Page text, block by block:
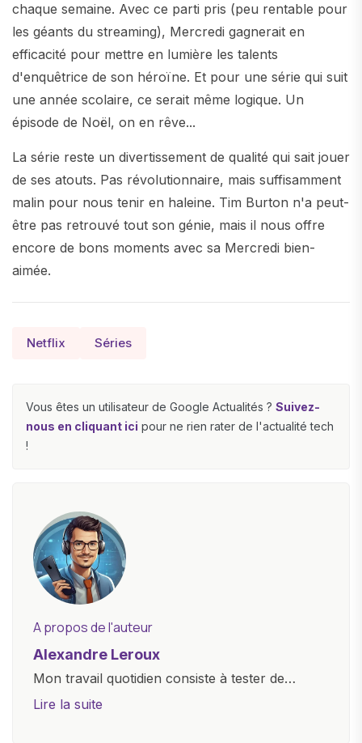
chaque semaine. Avec ce parti pris (peu rentable pour
les géants du streaming), Mercredi gagnerait en
efficacité pour mettre en lumière les talents
d'enquêtrice de son héroïne. Et pour une série qui suit
une année scolaire, ce serait même logique. Un
épisode de Noël, on en rêve...
La série reste un divertissement de qualité qui sait jouer
de ses atouts. Pas révolutionnaire, mais suffisamment
malin pour nous tenir en haleine. Tim Burton n'a peut-
être pas retrouvé tout son génie, mais il nous offre
encore de bons moments avec sa Mercredi bien-
aimée.
Netflix Séries
Vous êtes un utilisateur de Google Actualités ? Suivez-
nous en cliquant ici pour ne rien rater de l'actualité tech
!
A propos de l'auteur
Alexandre Leroux
Mon travail quotidien consiste à tester de
nouveaux appareils, à rédiger des critiques
Lire la suite